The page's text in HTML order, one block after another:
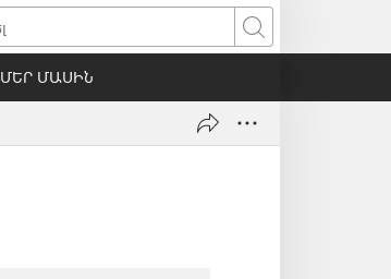
Որոնել
ՄԵՐ ՄԱՍԻՆ